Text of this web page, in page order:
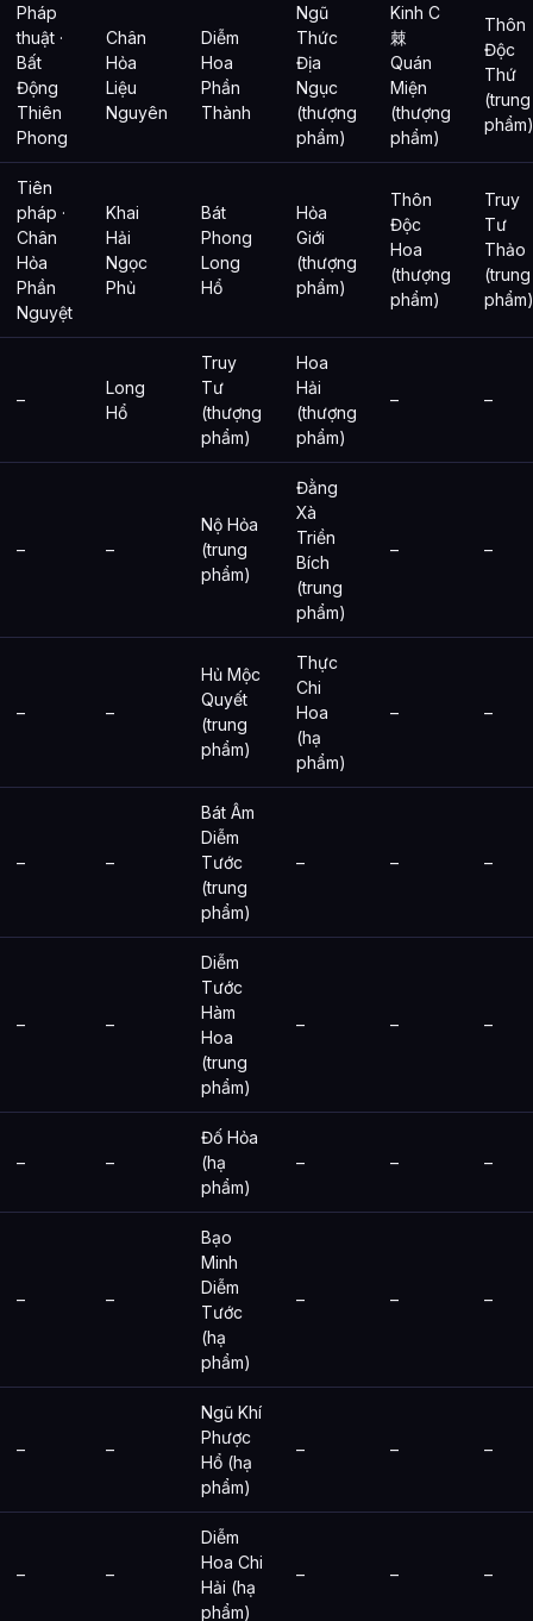
Pháp
thuật ·
Bất
Động
Thiên
Phong
Chân
Hỏa
Liệu
Nguyên
Diễm
Hoa
Phần
Thành
Ngũ
Thức
Địa
Ngục
(thượng
phẩm)
Kinh C
棘
Quán
Miện
(thượng
phẩm)
Thôn
Độc
Thứ
(trung
phẩm)
Tiên
pháp ·
Chân
Hỏa
Phần
Nguyệt
Khai
Hải
Ngọc
Phủ
Bát
Phong
Long
Hổ
Hỏa
Giới
(thượng
phẩm)
Thôn
Độc
Hoa
(thượng
phẩm)
Truy
Tư
Thảo
(trung
phẩm)
–
Long
Hổ
Truy
Tư
(thượng
phẩm)
Hoa
Hải
(thượng
phẩm)
– –
– –
Nộ Hỏa
(trung
phẩm)
Đằng
Xà
Triền
Bích
(trung
phẩm)
– –
– –
Hủ Mộc
Quyết
(trung
phẩm)
Thực
Chi
Hoa
(hạ
phẩm)
– –
– –
Bát Âm
Diễm
Tước
(trung
phẩm)
– – –
– –
Diễm
Tước
Hàm
Hoa
(trung
phẩm)
– – –
– –
Đố Hỏa
(hạ
phẩm)
– – –
– –
Bạo
Minh
Diễm
Tước
(hạ
phẩm)
– – –
– –
Ngũ Khí
Phược
Hổ (hạ
phẩm)
– – –
– –
Diễm
Hoa Chi
Hải (hạ
phẩm)
– – –